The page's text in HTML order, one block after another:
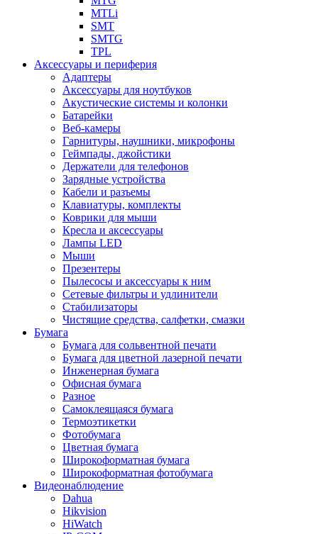
MTLi
SMT
SMTG
TPL
Аксессуары и периферия
Адаптеры
Аксессуары для ноутбуков
Акустические системы и колонки
Батарейки
Веб-камеры
Гарнитуры, наушники, микрофоны
Геймпады, джойстики
Держатели для телефонов
Зарядные устройства
Кабели и разъемы
Клавиатуры, комплекты
Коврики для мыши
Кресла и аксессуары
Лампы LED
Мыши
Презентеры
Пылесосы и аксессуары к ним
Сетевые фильтры и удлинители
Стабилизаторы
Чистящие средства, салфетки, смазки
Бумага
Бумага для сольвентной печати
Бумага для цветной лазерной печати
Инженерная бумага
Офисная бумага
Разное
Самоклеящаяся бумага
Термоэтикетки
Фотобумага
Цветная бумага
Широкоформатная бумага
Широкоформатная фотобумага
Видеонаблюдение
Dahua
Hikvision
HiWatch